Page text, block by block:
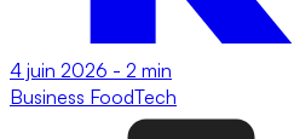
4 juin 2026 - 2 min
Business FoodTech